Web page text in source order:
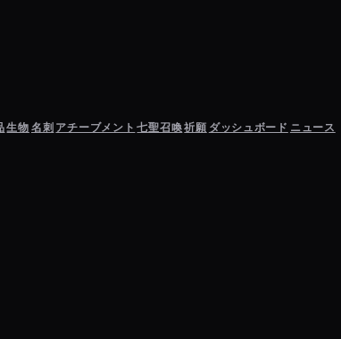
生物名刺 アチーブメント 七聖召喚祈願 ダッシュボード ニュース